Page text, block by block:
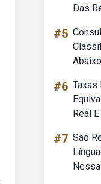
Das
#5
#6 Taxas
Real
#7 São
Nessa